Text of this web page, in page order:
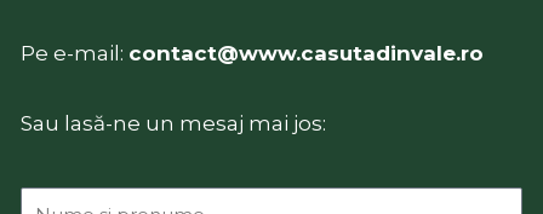
Pe e-mail: contact@www.casutadinvale.ro
Sau lasă-ne un mesaj mai jos: